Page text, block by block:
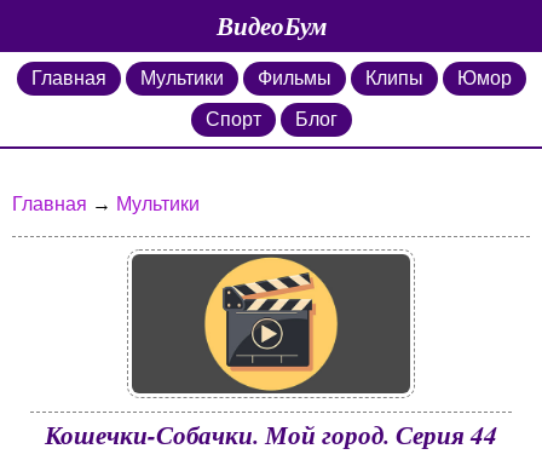
ВидеоБум
Главная Мультики Фильмы Клипы
Юмор
Спорт
Блог
Главная → Мультики
Кошечки-Собачки. Мой город. Серия 44